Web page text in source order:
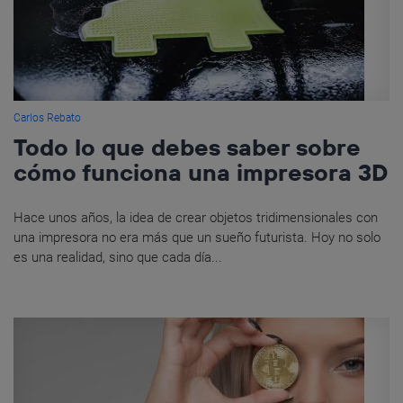
Carlos Rebato
Todo lo que debes saber sobre
cómo funciona una impresora 3D
Hace unos años, la idea de crear objetos tridimensionales con
una impresora no era más que un sueño futurista. Hoy no solo
es una realidad, sino que cada día...